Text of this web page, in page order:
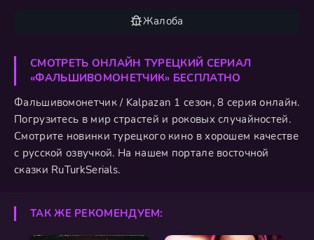
Жалоба
СМОТРЕТЬ ОНЛАЙН ТУРЕЦКИЙ СЕРИАЛ
«ФАЛЬШИВОМОНЕТЧИК» БЕСПЛАТНО
Фальшивомонетчик / Kalpazan 1 сезон, 8 серия онлайн.
Погрузитесь в мир страстей и роковых случайностей.
Смотрите новинки турецкого кино в хорошем качестве
с русской озвучкой. На нашем портале восточной
сказки RuTurkSerials.
ТАК ЖЕ РЕКОМЕНДУЕМ: